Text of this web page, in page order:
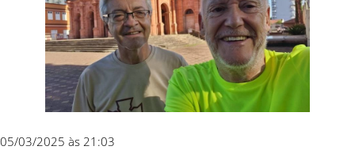
05/03/2025 às 21:03